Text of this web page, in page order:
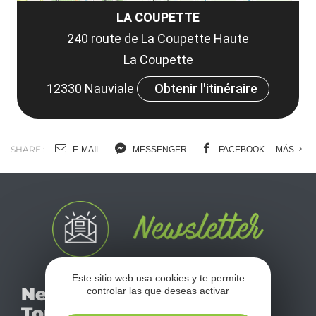
LA COUPETTE
240 route de La Coupette Haute
La Coupette
12330 Nauviale
Obtenir l'itinéraire
SHARE : E-MAIL MESSENGER FACEBOOK MÁS
Newsletter
No se pierda nuestro
mensual newsletter y
Este sitio web usa cookies y te permite
controlar las que deseas activar